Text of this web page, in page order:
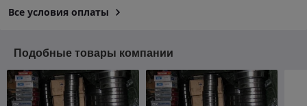
Все условия оплаты
Подобные товары компании